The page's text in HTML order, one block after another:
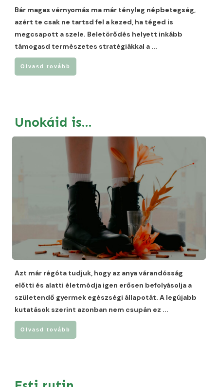
Bár magas vérnyomás ma már tényleg népbetegség,
azért te csak ne tartsd fel a kezed, ha téged is
megcsapott a szele. Beletörődés helyett inkább
támogasd természetes stratégiákkal a ...
Olvasd tovább
Unokáid is…
Azt már régóta tudjuk, hogy az anya várandósság
előtti és alatti életmódja igen erősen befolyásolja a
születendő gyermek egészségi állapotát. A legújabb
kutatások szerint azonban nem csupán ez ...
Olvasd tovább